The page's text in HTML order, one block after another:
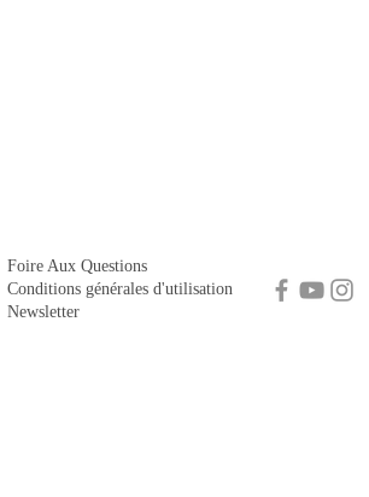
Foire Aux Questions
Conditions générales d'utilisation
Newsletter